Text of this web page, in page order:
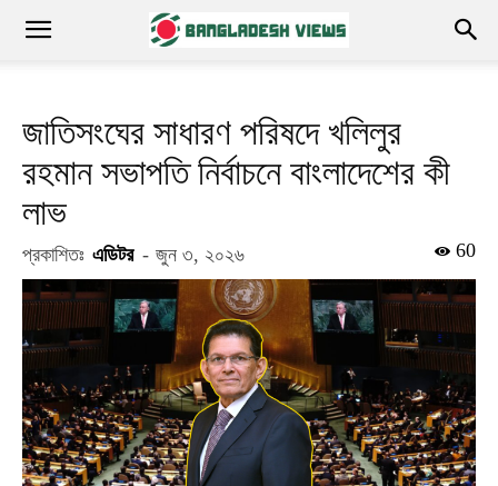
জাতিসংঘের সাধারণ পরিষদে খলিলুর
রহমান সভাপতি নির্বাচনে বাংলাদেশের কী
লাভ
প্রকাশিতঃ এডিটর - জুন ৩, ২০২৬ 60